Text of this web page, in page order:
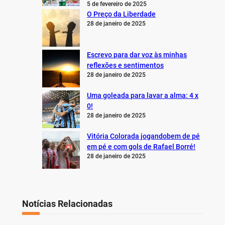
5 de fevereiro de 2025
O Preço da Liberdade
28 de janeiro de 2025
Escrevo para dar voz às minhas
reflexões e sentimentos
28 de janeiro de 2025
Uma goleada para lavar a alma: 4 x
0!
28 de janeiro de 2025
Vitória Colorada jogandobem de pé
em pé e com gols de Rafael Borré!
28 de janeiro de 2025
Notícias Relacionadas